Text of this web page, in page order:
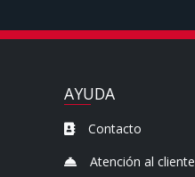
AYUDA
Contacto
Atención al cliente